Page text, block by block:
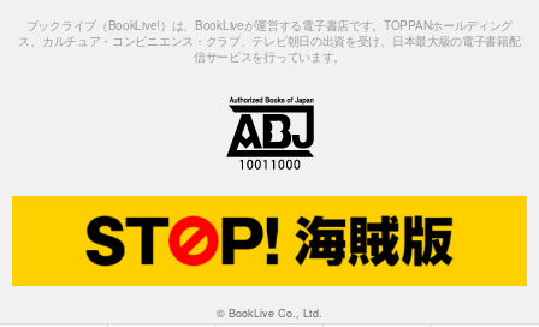
ブックライブ（BookLive!）は、BookLiveが運営する電子書店です。TOPPANホールディング
ス、カルチュア・コンビニエンス・クラブ、テレビ朝日の出資を受け、日本最大級の電子書籍配
信サービスを行っています。
© BookLive Co., Ltd.